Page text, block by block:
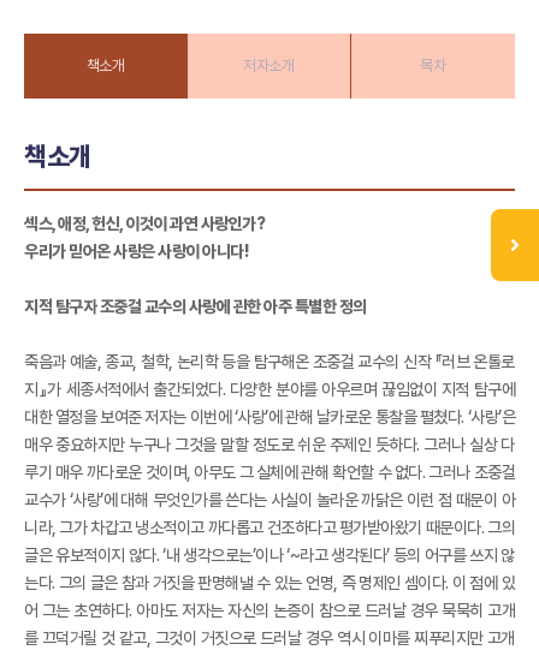
책소개 저자소개 목차
책소개
섹스, 애정, 헌신, 이것이 과연 사랑인가?
우리가 믿어온 사랑은 사랑이 아니다!
지적 탐구자 조중걸 교수의 사랑에 관한 아주 특별한 정의
죽음과 예술, 종교, 철학, 논리학 등을 탐구해온 조중걸 교수의 신작 『러브 온톨로
지』가 세종서적에서 출간되었다. 다양한 분야를 아우르며 끊임없이 지적 탐구에
대한 열정을 보여준 저자는 이번에 ‘사랑’에 관해 날카로운 통찰을 펼쳤다. ‘사랑’은
매우 중요하지만 누구나 그것을 말할 정도로 쉬운 주제인 듯하다. 그러나 실상 다
루기 매우 까다로운 것이며, 아무도 그 실체에 관해 확언할 수 없다. 그러나 조중걸
교수가 ‘사랑’에 대해 무엇인가를 쓴다는 사실이 놀라운 까닭은 이런 점 때문이 아
니라, 그가 차갑고 냉소적이고 까다롭고 건조하다고 평가받아왔기 때문이다. 그의
글은 유보적이지 않다. ‘내 생각으로는’이나 ‘~라고 생각된다’ 등의 어구를 쓰지 않
는다. 그의 글은 참과 거짓을 판명해낼 수 있는 언명, 즉 명제인 셈이다. 이 점에 있
어 그는 초연하다. 아마도 저자는 자신의 논증이 참으로 드러날 경우 묵묵히 고개
를 끄덕거릴 것 같고, 그것이 거짓으로 드러날 경우 역시 이마를 찌푸리지만 고개